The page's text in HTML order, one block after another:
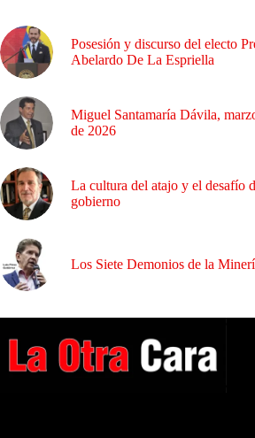
Posesión y discurso del electo
Abelardo De La Espriella
Miguel Santamaría Dávila,
de 2026
La cultura del atajo y el desafío
gobierno
Los Siete Demonios de la